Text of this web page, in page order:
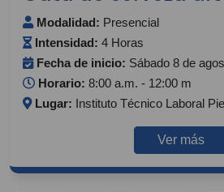
Modalidad: Presencial
Intensidad: 4 Horas
Fecha de inicio: Sábado 8 de
Horario: 8:00 a.m. - 12:00 m
Lugar: Instituto Técnico Laboral
Ver más